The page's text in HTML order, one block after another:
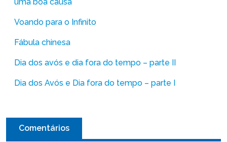
Voando para o Infinito
Fábula chinesa
Dia dos avós e dia fora do tempo – parte II
Dia dos Avós e Dia fora do tempo – parte I
Comentários